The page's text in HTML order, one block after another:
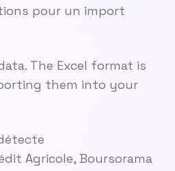
pour un import
The Excel format is
them into your
Agricole, Boursorama